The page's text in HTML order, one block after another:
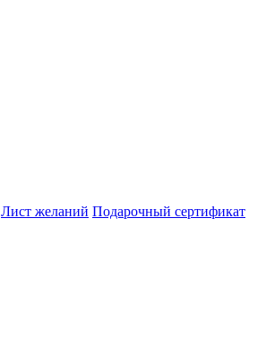
Лист желаний Подарочный сертификат